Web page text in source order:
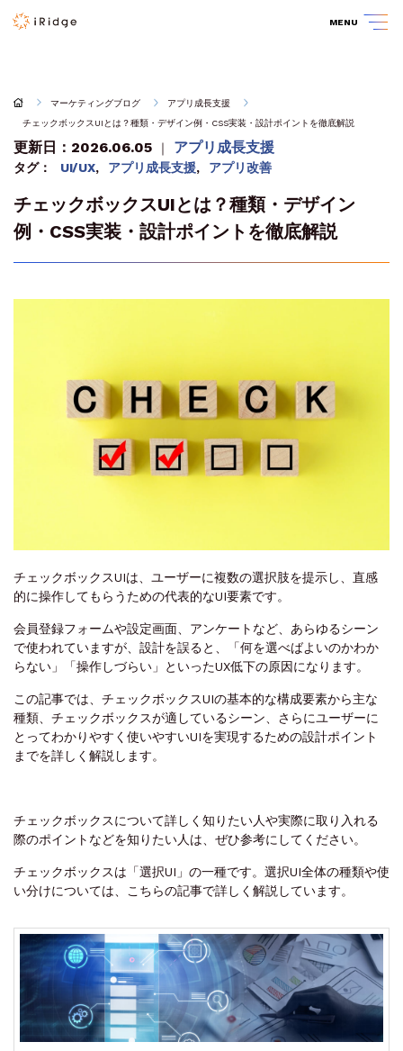
MENU
マーケティングブログ
アプリ成長支援
チェックボックスUIとは？種類・デザイン例・CSS実装・設計ポイントを徹底解説
更新日：2026.06.05 ｜ アプリ成長支援
タグ： UI/UX, アプリ成長支援, アプリ改善
チェックボックスUIとは？種類・デザイン
例・CSS実装・設計ポイントを徹底解説
チェックボックスUIは、ユーザーに複数の選択肢を提示し、直感
的に操作してもらうための代表的なUI要素です。
会員登録フォームや設定画面、アンケートなど、あらゆるシーン
で使われていますが、設計を誤ると、「何を選べばよいのかわか
らない」「操作しづらい」といったUX低下の原因になります。
この記事では、チェックボックスUIの基本的な構成要素から主な
種類、チェックボックスが適しているシーン、さらにユーザーに
とってわかりやすく使いやすいUIを実現するための設計ポイント
までを詳しく解説します。
チェックボックスについて詳しく知りたい人や実際に取り入れる
際のポイントなどを知りたい人は、ぜひ参考にしてください。
チェックボックスは「選択UI」の一種です。選択UI全体の種類や使
い分けについては、こちらの記事で詳しく解説しています。